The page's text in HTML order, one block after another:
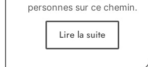
personnes sur ce chemin.
Lire la suite